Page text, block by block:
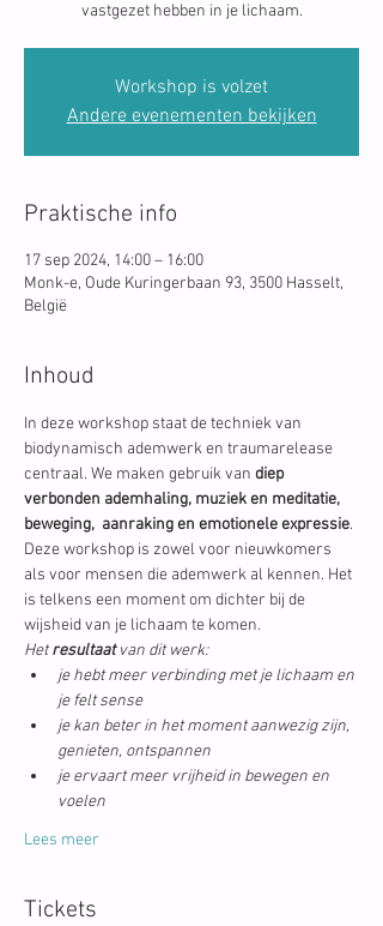
vastgezet hebben in je lichaam.
Workshop is volzet
Andere evenementen bekijken
Praktische info
17 sep 2024, 14:00 – 16:00
Monk-e, Oude Kuringerbaan 93, 3500 Hasselt,
België
Inhoud
In deze workshop staat de techniek van
biodynamisch ademwerk en traumarelease
centraal. We maken gebruik van diep
verbonden ademhaling, muziek en meditatie,
beweging,  aanraking en emotionele expressie.
Deze workshop is zowel voor nieuwkomers
als voor mensen die ademwerk al kennen. Het
is telkens een moment om dichter bij de
wijsheid van je lichaam te komen.
Het resultaat van dit werk:
je hebt meer verbinding met je lichaam en
je felt sense
je kan beter in het moment aanwezig zijn,
genieten, ontspannen
je ervaart meer vrijheid in bewegen en
voelen
Lees meer
Tickets